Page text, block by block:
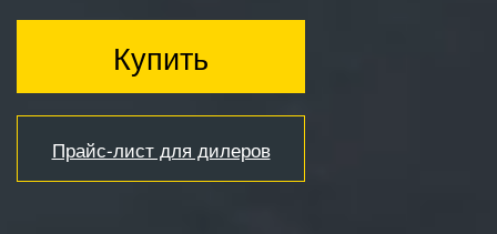
Купить
Прайс-лист для дилеров